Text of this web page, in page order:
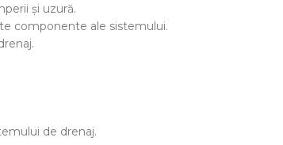
și uzură.
componente ale sistemului.
de drenaj.